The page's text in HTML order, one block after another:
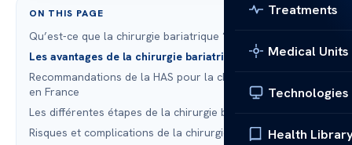
Treatments
Medical Units
Technologies
Health
ON THIS PAGE
Qu’est-ce que la chirurgie bariatrique ?
Les avantages de la chirurgie bariatrique
Recommandations de la HAS pour la chirurgie bariatrique
en France
Les différentes étapes de la chirurgie bariatrique
Risques et complications de la chirurgie bariatrique